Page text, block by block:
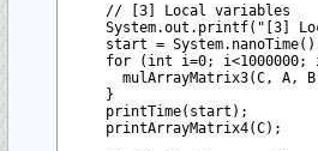
    // [3] Local variables
System.out.printf("[3]
start =
for (int i=0; i<1000000;
mulArrayMatrix3(C, A,
    }
    printTime(start);
    printArrayMatrix4(C);